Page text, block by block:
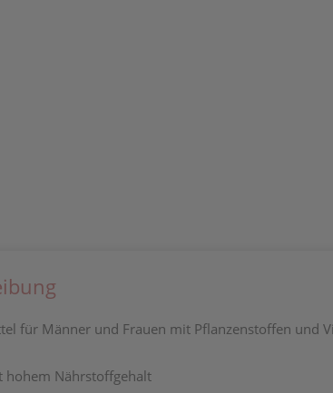
für Männer und Frauen mit Pflanzenstoffen und
hohem Nährstoffgehalt